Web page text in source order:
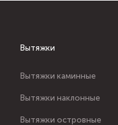
Вытяжки
Вытяжки каминные
Вытяжки наклонные
Вытяжки островные